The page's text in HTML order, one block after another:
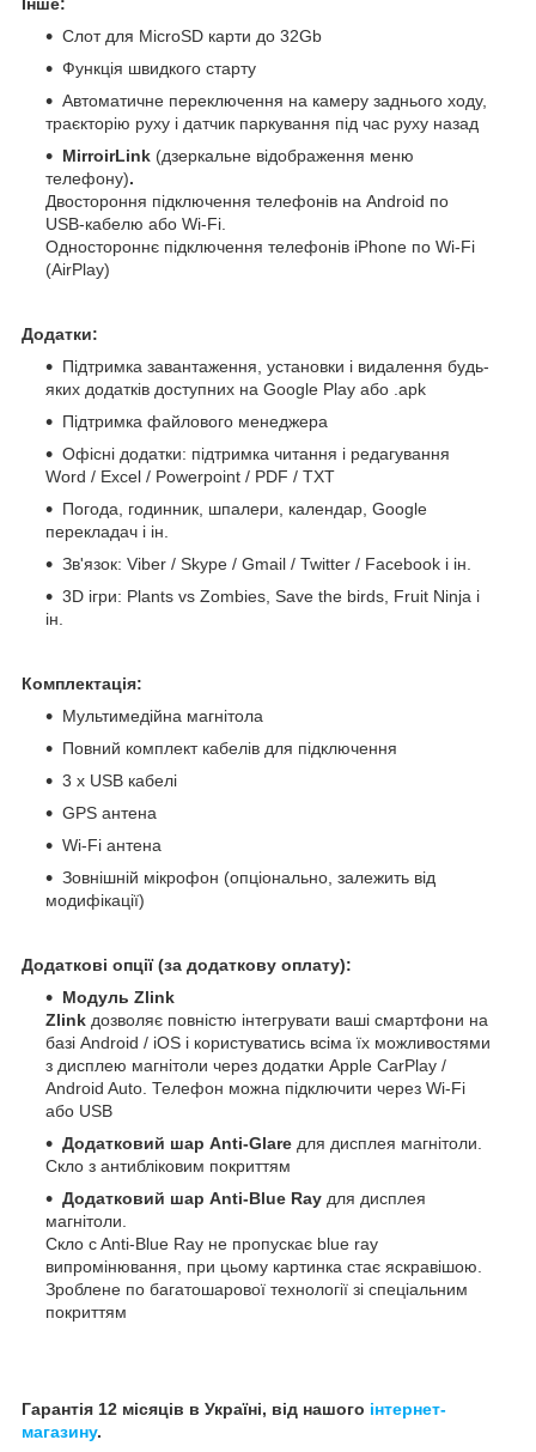
Слот для MicroSD карти до 32Gb
Функція швидкого старту
Автоматичне переключення на камеру заднього ходу,
траєкторію руху і датчик паркування під час руху назад
MirroirLink (дзеркальне відображення меню
телефону).
Двостороння підключення телефонів на Android по
USB-кабелю або Wi-Fi.
Одностороннє підключення телефонів iPhone по Wi-Fi
(AirPlay)
Додатки:
Підтримка завантаження, установки і видалення будь-
яких додатків доступних на Google Play або .apk
Підтримка файлового менеджера
Офісні додатки: підтримка читання і редагування
Word / Excel / Powerpoint / PDF / TXT
Погода, годинник, шпалери, календар, Google
перекладач і ін.
Зв'язок: Viber / Skype / Gmail / Twitter / Facebook і ін.
3D ігри: Plants vs Zombies, Save the birds, Fruit Ninja і
ін.
Комплектація:
Мультимедійна магнітола
Повний комплект кабелів для підключення
3 x USB кабелі
GPS антена
Wi-Fi антена
Зовнішній мікрофон (опціонально, залежить від
модифікації)
Додаткові опції (за додаткову оплату):
Модуль Zlink
Zlink дозволяє повністю інтегрувати ваші смартфони на
базі Android / iOS і користуватись всіма їх можливостями
з дисплею магнітоли через додатки Apple CarPlay /
Android Auto. Телефон можна підключити через Wi-Fi
або USB
Додатковий шар Anti-Glare для дисплея магнітоли.
Скло з антибліковим покриттям
Додатковий шар Anti-Blue Ray для дисплея
магнітоли.
Скло c Anti-Blue Ray не пропускає blue ray
випромінювання, при цьому картинка стає яскравішою.
Зроблене по багатошарової технології зі спеціальним
покриттям
Гарантія 12 місяців в Україні, від нашого інтернет-
магазину.